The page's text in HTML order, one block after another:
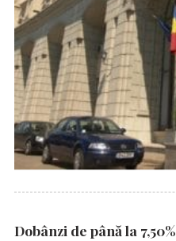
Dobânzi de până la